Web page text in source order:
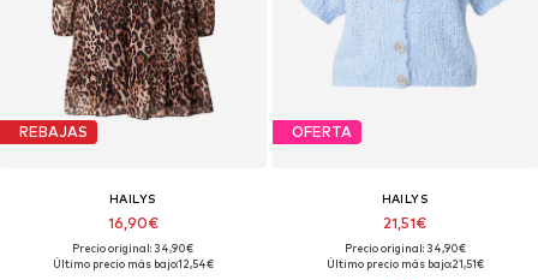
REBAJAS
HAILYS
16,90€
Precio original: 34,90€
Último precio más bajo:12,54€
OFERTA
HAILYS
21,51€
Precio original: 34,90€
Último precio más bajo:21,51€